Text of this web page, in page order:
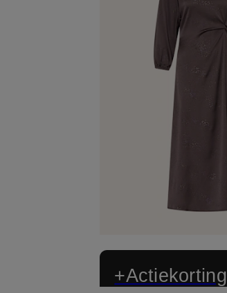
+Actiekorting